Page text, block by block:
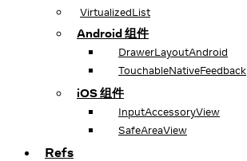
VirtualizedList
Android 组件
DrawerLayoutAndroid
TouchableNativeFeedback
iOS 组件
InputAccessoryView
SafeAreaView
Refs